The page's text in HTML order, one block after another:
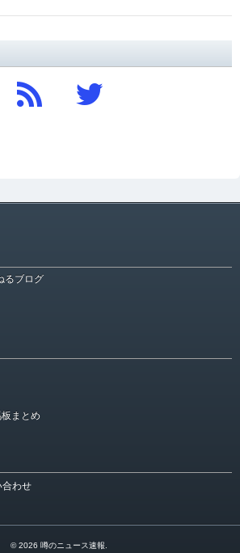
るブログ
まとめ
合わせ
© 2026 噂のニュース速報